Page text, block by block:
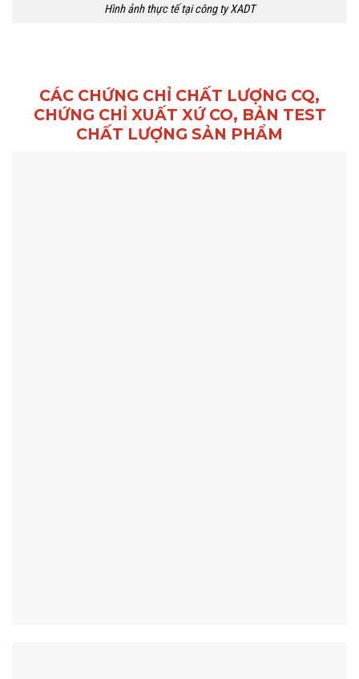
Hình ảnh thực tế tại công ty XADT
CÁC CHỨNG CHỈ CHẤT LƯỢNG CQ,
CHỨNG CHỈ XUẤT XỨ CO, BẢN TEST
CHẤT LƯỢNG SẢN PHẨM